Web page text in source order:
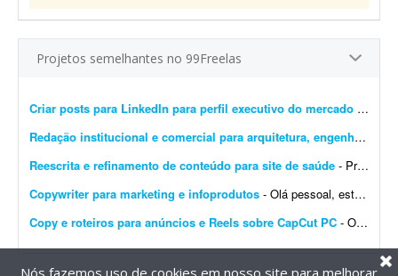
Projetos semelhantes no 99Freelas
Criar posts para LinkedIn para perfil executivo do mercado financeiro
Redação institucional e comercial para arquitetura, engenharia e construção
Reescrita e refinamento de conteúdo para site de saúde - Precisamos reescrever o conteúdo do novo site de um cliente das áreas de tecnologia e saúde, tornando o posicionamento mais atrativo e alinhado ao público-alvo. Ao todo...
Copywriter para marketing e infoprodutos - Olá pessoal, estou em busca de um copywriter com foco em marketing e infoprodutos. Trabalho a ser feito: - Analisar e criar novas versões de copys para landing pages. - Analisar e c...
Copy e roteiros para anúncios e Reels sobre CapCut PC - Olá! Preciso gravar vídeos para Reels e anúncios de 30 a 50 segundos e VSL de 5 minutos, porém não tenho tempo para estudar os roteiros e os formatos que est&ati...
Nós fazemos uso de cookies em nosso site para melhorar